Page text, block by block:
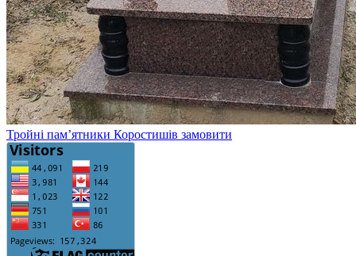
Тройні пам’ятники Коростишів замовити